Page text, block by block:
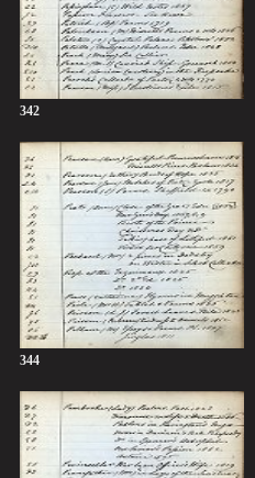
342
344